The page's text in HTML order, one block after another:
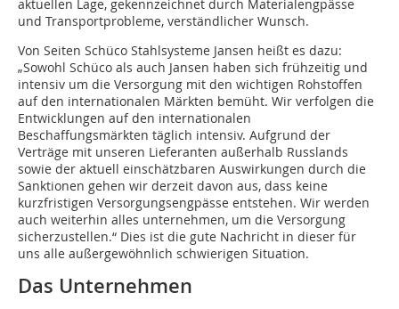
aktuellen Lage, gekennzeichnet durch Materialengpässe
und Transportprobleme, verständlicher Wunsch.
Von Seiten Schüco Stahlsysteme Jansen heißt es dazu:
„Sowohl Schüco als auch Jansen haben sich frühzeitig und
intensiv um die Versorgung mit den wichtigen Rohstoffen
auf den internationalen Märkten bemüht. Wir verfolgen die
Entwicklungen auf den internationalen
Beschaffungsmärkten täglich intensiv. Aufgrund der
Verträge mit unseren Lieferanten außerhalb Russlands
sowie der aktuell einschätzbaren Auswirkungen durch die
Sanktionen gehen wir derzeit davon aus, dass keine
kurzfristigen Versorgungsengpässe entstehen. Wir werden
auch weiterhin alles unternehmen, um die Versorgung
sicherzustellen.“ Dies ist die gute Nachricht in dieser für
uns alle außergewöhnlich schwierigen Situation.
Das Unternehmen